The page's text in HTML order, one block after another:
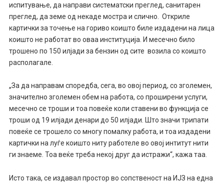
испитување, да направи систематски преглед, санитарен
преглед, да земе од некаде мостра и слично. Откриле
картички за точење на гориво коишто биле издадени на лица
коишто не работат во оваа институција. И месечно било
трошено по 150 илјади за бензин од сите возила со коишто
располагале.
„За да направам споредба, сега, во овој период, со зголемен,
значително зголемен обем на работа, со проширени услуги,
месечно се троши и тоа повеќе коли ставени во функција се
троши од 19 илјади денари до 50 илјади. Што значи трипати
повеќе се трошело со многу помалку работа, и тоа издадени
картички на луѓе коишто ниту работеле во овој интитут нити
ги знаеме. Тоа веќе треба некој друг да истражи“, кажа таа.
Исто така, се издавал простор во сопственост на ИЈЗ на една